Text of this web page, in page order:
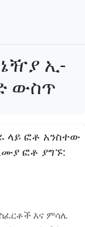
ኢ-
ውስጥ
ላይ ፎቶ አንስተው
ፎቶ ያግኙ:
እና ምሳሌ